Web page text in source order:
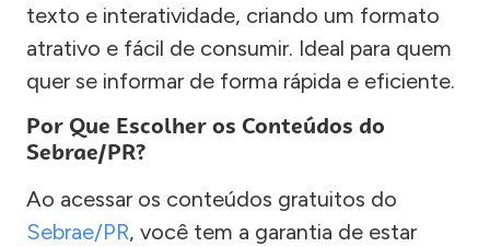
texto e interatividade, criando um formato
atrativo e fácil de consumir. Ideal para quem
quer se informar de forma rápida e eficiente.
Por Que Escolher os Conteúdos do
Sebrae/PR?
Ao acessar os conteúdos gratuitos do
Sebrae/PR, você tem a garantia de estar